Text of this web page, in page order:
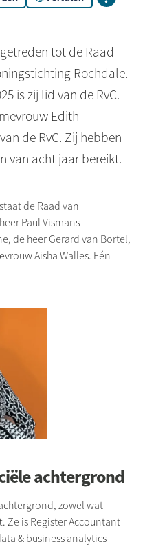
tot de Raad
Rochdale.
is zij lid van de RvC.
Edith
de RvC. Zij hebben
van acht jaar bereikt.
de Raad van
Paul Vismans
, de heer Gerard van Bortel,
Aisha Walles. Eén
achtergrond
zowel wat
is Register Accountant
& business analytics